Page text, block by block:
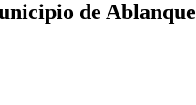
de Ablanque